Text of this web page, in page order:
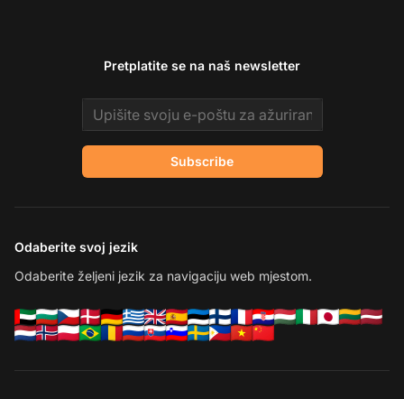
Pretplatite se na naš newsletter
Email address
Subscribe
Odaberite svoj jezik
Odaberite željeni jezik za navigaciju web mjestom.